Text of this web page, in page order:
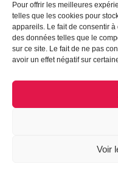
Pour offrir les meilleures
telles que les cookies pour
appareils. Le fait de consentir
des données telles que le
sur ce site. Le fait de ne pas
avoir un effet négatif sur
Voir
ÉDITIONS
S’ABONNER
Transmettre une
© 2021 Culture à cœur